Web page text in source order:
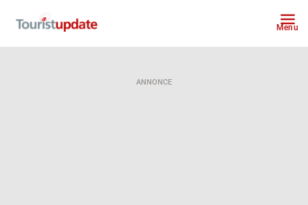
Menu
ANNONCE